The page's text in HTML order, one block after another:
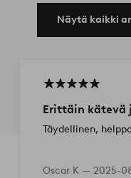
Näytä kaikki
Erittäin kätevä
Täydellinen,
Oscar K — 2025-